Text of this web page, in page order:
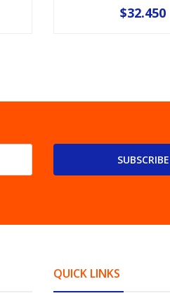
$32.450
SUBSCRIBE
QUICK LINKS